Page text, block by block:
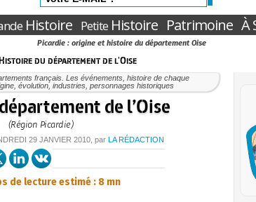
Histoire PetiteHistoire Patrimoine À
Picardie : origine et histoire du département Oise
du département de l'Oise
français. Les événements, histoire de chaque
évolution, industries, personnages historiques
de l’Oise
(Région Picardie)
29 JANVIER 2010, par LA RÉDACTION
de lecture estimé : 8 mn